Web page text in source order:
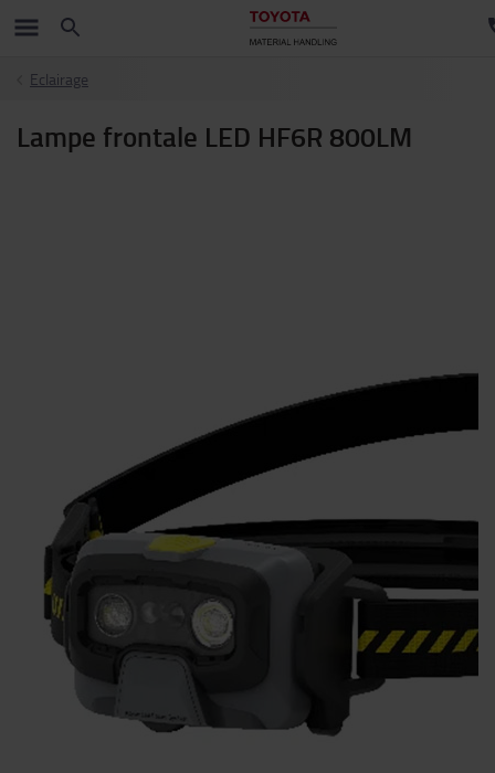
Eclairage
Lampe frontale LED HF6R 800LM